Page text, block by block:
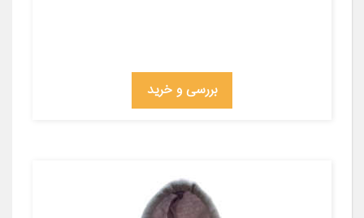
بررسی و خرید